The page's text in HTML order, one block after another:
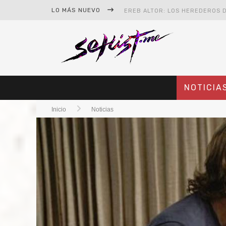
LO MÁS NUEVO
#CINE – SPIDER-MAN: UN
Inicio Noticias